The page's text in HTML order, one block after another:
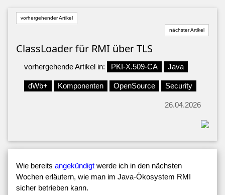
vorhergehender Artikel
nächster Artikel
ClassLoader für RMI über TLS
vorhergehende Artikel in: PKI-X.509-CA Java
dWb+ Komponenten OpenSource Security
26.04.2026
Wie bereits angekündigt werde ich in den nächsten
Wochen erläutern, wie man im Java-Ökosystem RMI
sicher betrieben kann.